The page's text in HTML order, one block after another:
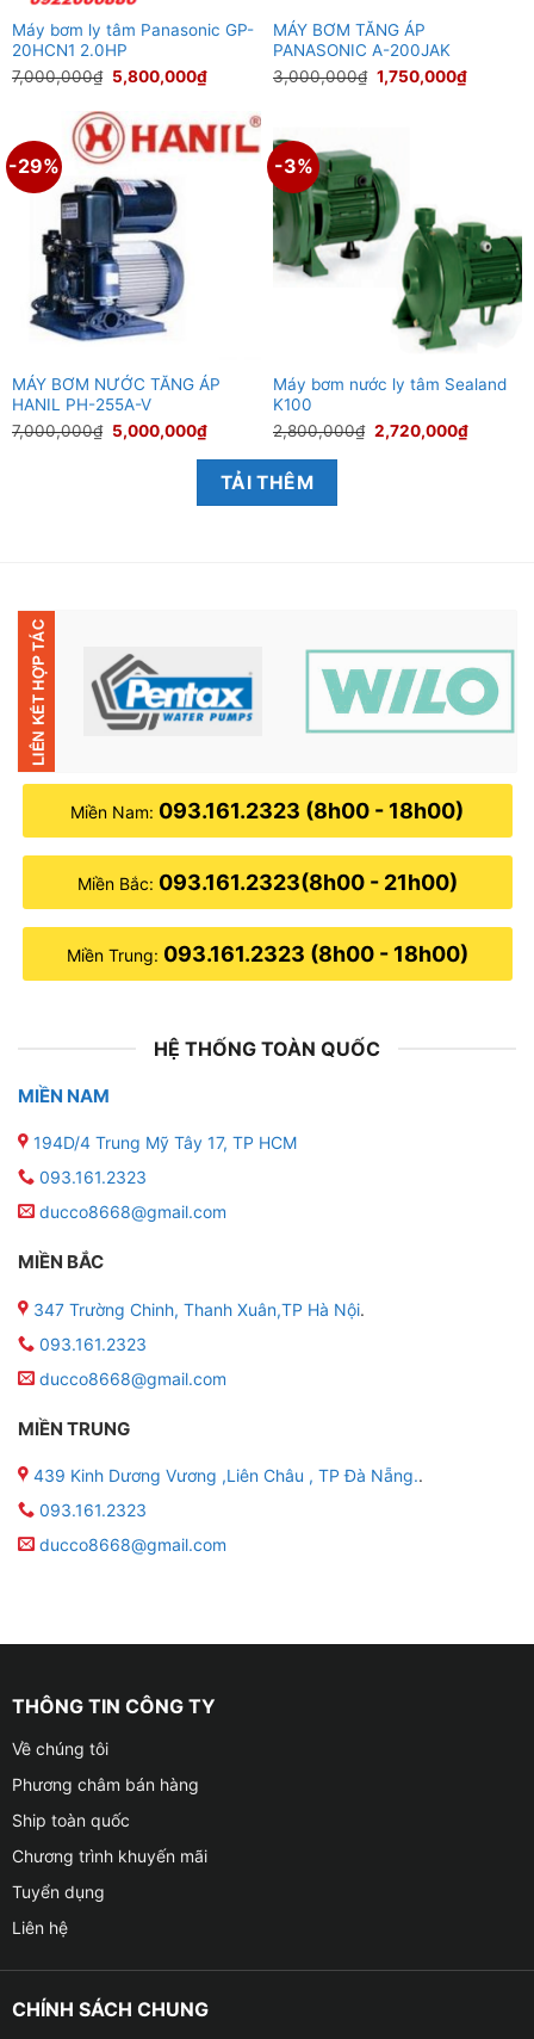
Máy bơm ly tâm Panasonic GP-
20HCN1 2.0HP
7,000,000₫ Giá
gốc
7,000,000₫.
5,800,000₫Giá
là:
5,800,000₫.
MÁY BƠM TĂNG ÁP
PANASONIC A-200JAK
3,000,000₫ Giá
gốc
1,750,000₫Giá
-29%
MÁY BƠM NƯỚC TĂNG ÁP
HANIL PH-255A-V
7,000,000₫ Giá
gốc
5,000,000₫Giá
tại
là:
5,000,000₫.
-3%
Máy bơm nước ly tâm Sealand
K100
2,800,000₫ Giá
gốc
2,720,000₫Giá
TẢI THÊM
Miền Nam: 093.161.2323 (8h00 - 18h00)
Miền Bắc: 093.161.2323(8h00 - 21h00)
Miền Trung: 093.161.2323 (8h00 - 18h00)
HỆ THỐNG TOÀN QUỐC
MIỀN NAM
194D/4 Trung Mỹ Tây 17, TP HCM
093.161.2323
ducco8668@gmail.com
MIỀN BẮC
347 Trường Chinh, Thanh Xuân,TP Hà Nội.
093.161.2323
ducco8668@gmail.com
MIỀN TRUNG
439 Kinh Dương Vương ,Liên Châu , TP Đà Nẵng..
093.161.2323
ducco8668@gmail.com
THÔNG TIN CÔNG TY
Về chúng tôi
Phương châm bán hàng
Ship toàn quốc
Chương trình khuyến mãi
Tuyển dụng
Liên hệ
CHÍNH SÁCH CHUNG